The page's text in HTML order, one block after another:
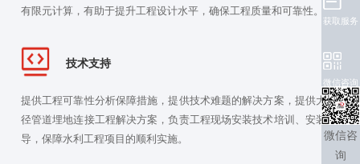
有限元计算，有助于提升工程设计水平，确保工程质量和可靠性。
技术支持
提供工程可靠性分析保障措施，提供技术难题的解决方案，提供大口
径管道埋地连接工程解决方案，负责工程现场安装技术培训、安装指
导，保障水利工程项目的顺利实施。
获取服务
微信咨询
微信咨
询